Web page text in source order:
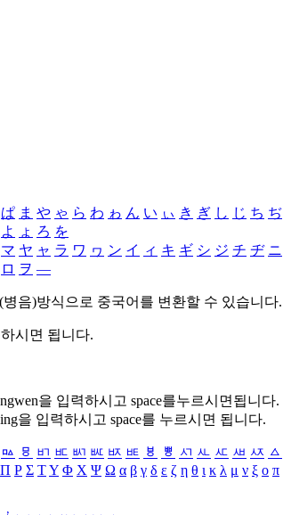
ぱ ま や ゃ ら わ ゎ ん い ぃ き ぎ し じ ち ぢ
よ ょ ろ を
マ ヤ ャ ラ ワ ヮ ン イ ィ キ ギ シ ジ チ ヂ ニ
ロ ヲ ―
병음)방식으로 중국어를 변환할 수 있습니다.
시면 됩니다.
을 입력하시고 space를누르시면됩니다.
을 입력하시고 space를 누르시면 됩니다.
ㅰ ㅱ ㅲ ㅳ ㅴ ㅵ ㅶ ㅷ ㅸ ㅹ ㅺ ㅻ ㅼ ㅽ ㅾ ㅿ
Π Ρ Σ ΤΥ Φ Χ Ψ Ω α β γ δ ε ζ η θ ι κ λ μ ν ξ ο π